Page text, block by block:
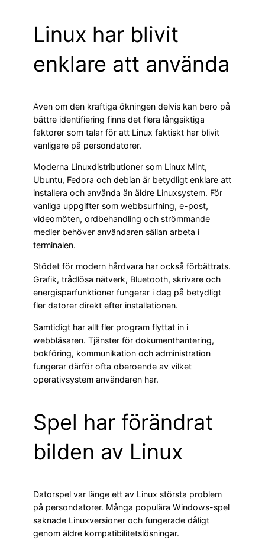
Linux har blivit
enklare att använda
Även om den kraftiga ökningen delvis kan bero på
bättre identifiering finns det flera långsiktiga
faktorer som talar för att Linux faktiskt har blivit
vanligare på persondatorer.
Moderna Linuxdistributioner som Linux Mint,
Ubuntu, Fedora och debian är betydligt enklare att
installera och använda än äldre Linuxsystem. För
vanliga uppgifter som webbsurfning, e-post,
videomöten, ordbehandling och strömmande
medier behöver användaren sällan arbeta i
terminalen.
Stödet för modern hårdvara har också förbättrats.
Grafik, trådlösa nätverk, Bluetooth, skrivare och
energisparfunktioner fungerar i dag på betydligt
fler datorer direkt efter installationen.
Samtidigt har allt fler program flyttat in i
webbläsaren. Tjänster för dokumenthantering,
bokföring, kommunikation och administration
fungerar därför ofta oberoende av vilket
operativsystem användaren har.
Spel har förändrat
bilden av Linux
Datorspel var länge ett av Linux största problem
på persondatorer. Många populära Windows-spel
saknade Linuxversioner och fungerade dåligt
genom äldre kompatibilitetslösningar.